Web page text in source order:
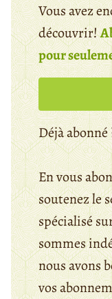
Vous avez
découvrir!
pour
Déjà abonné
En vous
soutenez le
spécialisé
sommes
nous avons
vos